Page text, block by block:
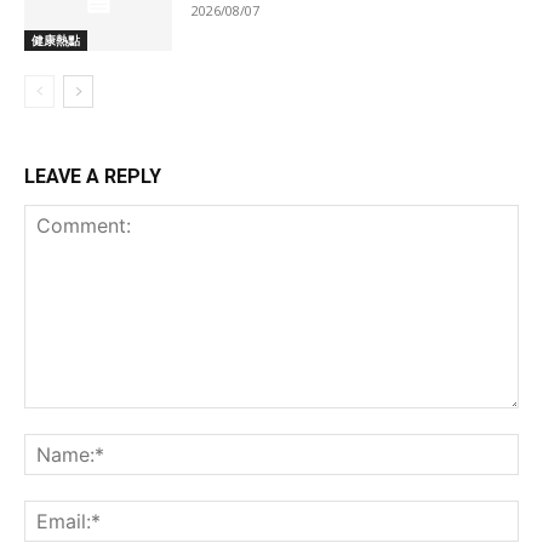
健康熱點
2026/08/07
LEAVE A REPLY